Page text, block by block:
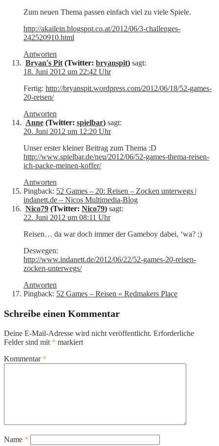
Zum neuen Thema passen einfach viel zu viele Spiele.
http://akailein.blogspot.co.at/2012/06/3-challenges-
242520910.html
Antworten
Bryan's Pit (Twitter: bryanspit) sagt:
18. Juni 2012 um 22:42 Uhr
Fertig: http://bryanspit.wordpress.com/2012/06/18/52-games-
20-reisen/
Antworten
Anne (Twitter: spielbar) sagt:
20. Juni 2012 um 12:20 Uhr
Unser erster kleiner Beitrag zum Thema :D
http://www.spielbar.de/neu/2012/06/52-games-thema-reisen-
ich-packe-meinen-koffer/
Antworten
Pingback: 52 Games – 20: Reisen – Zocken unterwegs |
indanett.de – Nicos Multimedia-Blog
Nico79 (Twitter: Nico79) sagt:
22. Juni 2012 um 08:11 Uhr
Reisen… da war doch immer der Gameboy dabei, ‘wa? ;)
Deswegen:
http://www.indanett.de/2012/06/22/52-games-20-reisen-
zocken-unterwegs/
Antworten
Pingback: 52 Games – Reisen « Redmakers Place
Schreibe einen Kommentar
Deine E-Mail-Adresse wird nicht veröffentlicht. Erforderliche
Felder sind mit * markiert
Kommentar *
Name *